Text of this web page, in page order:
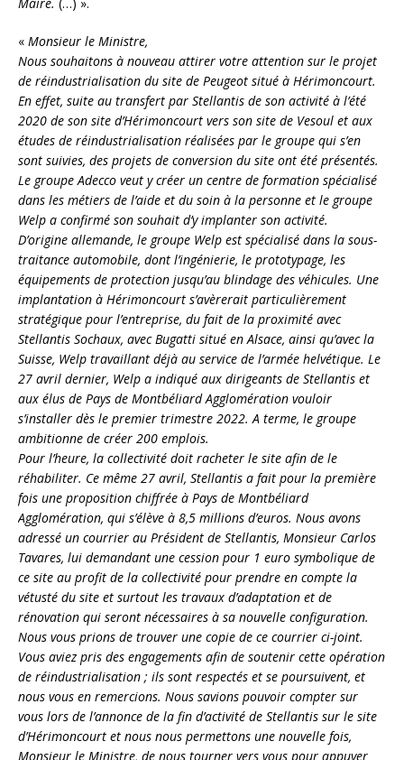
« Monsieur le Ministre,
Nous souhaitons à nouveau attirer votre attention sur le projet
de réindustrialisation du site de Peugeot situé à Hérimoncourt.
En effet, suite au transfert par Stellantis de son activité à l’été
2020 de son site d’Hérimoncourt vers son site de Vesoul et aux
études de réindustrialisation réalisées par le groupe qui s’en
sont suivies, des projets de conversion du site ont été présentés.
Le groupe Adecco veut y créer un centre de formation spécialisé
dans les métiers de l’aide et du soin à la personne et le groupe
Welp a confirmé son souhait d’y implanter son activité.
D’origine allemande, le groupe Welp est spécialisé dans la sous-
traitance automobile, dont l’ingénierie, le prototypage, les
équipements de protection jusqu’au blindage des véhicules. Une
implantation à Hérimoncourt s’avèrerait particulièrement
stratégique pour l’entreprise, du fait de la proximité avec
Stellantis Sochaux, avec Bugatti situé en Alsace, ainsi qu’avec la
Suisse, Welp travaillant déjà au service de l’armée helvétique. Le
27 avril dernier, Welp a indiqué aux dirigeants de Stellantis et
aux élus de Pays de Montbéliard Agglomération vouloir
s’installer dès le premier trimestre 2022. A terme, le groupe
ambitionne de créer 200 emplois.
Pour l’heure, la collectivité doit racheter le site afin de le
réhabiliter. Ce même 27 avril, Stellantis a fait pour la première
fois une proposition chiffrée à Pays de Montbéliard
Agglomération, qui s’élève à 8,5 millions d’euros. Nous avons
adressé un courrier au Président de Stellantis, Monsieur Carlos
Tavares, lui demandant une cession pour 1 euro symbolique de
ce site au profit de la collectivité pour prendre en compte la
vétusté du site et surtout les travaux d’adaptation et de
rénovation qui seront nécessaires à sa nouvelle configuration.
Nous vous prions de trouver une copie de ce courrier ci-joint.
Vous aviez pris des engagements afin de soutenir cette opération
de réindustrialisation ; ils sont respectés et se poursuivent, et
nous vous en remercions. Nous savions pouvoir compter sur
vous lors de l’annonce de la fin d’activité de Stellantis sur le site
d’Hérimoncourt et nous nous permettons une nouvelle fois,
Monsieur le Ministre, de nous tourner vers vous pour appuyer